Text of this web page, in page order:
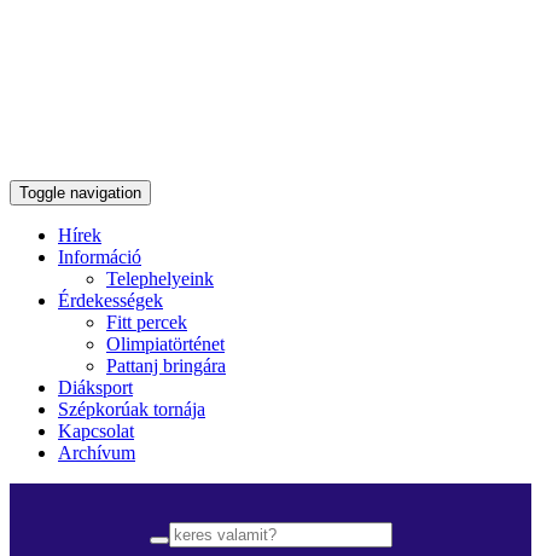
Toggle navigation
Hírek
Információ
Telephelyeink
Érdekességek
Fitt percek
Olimpiatörténet
Pattanj bringára
Diáksport
Szépkorúak tornája
Kapcsolat
Archívum